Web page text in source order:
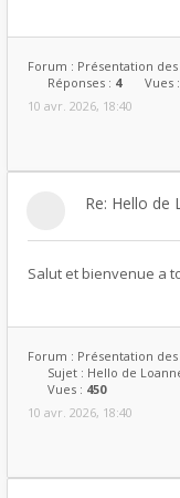
Forum : Présentation
Réponses : 4 Vues :
10 avr. 2026, 18:40
Re: Hello de
Salut et bienvenue a
Forum : Présentation
Sujet : Hello de
Vues : 450
10 avr. 2026, 18:40